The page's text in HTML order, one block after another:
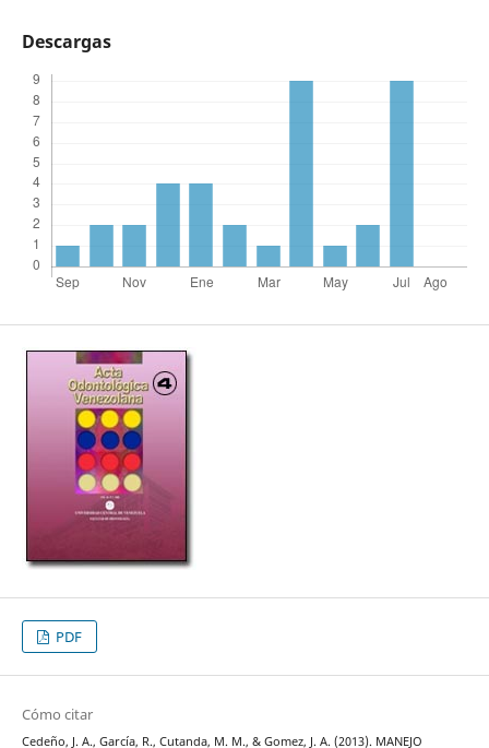
Descargas
PDF
Cómo citar
Cedeño, J. A., García, R., Cutanda, M. M., & Gomez, J. A. (2013). MANEJO